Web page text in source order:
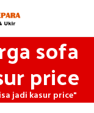
sofa
price
jadi kasur price"